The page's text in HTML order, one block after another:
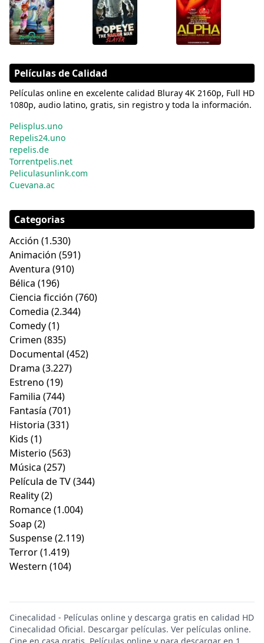
Películas de Calidad
Películas online en excelente calidad Bluray 4K 2160p, Full HD
1080p, audio latino, gratis, sin registro y toda la información.
Pelisplus.uno
Repelis24.uno
repelis.de
Torrentpelis.net
Peliculasunlink.com
Cuevana.ac
Categorias
Acción (1.530)
Animación (591)
Aventura (910)
Bélica (196)
Ciencia ficción (760)
Comedia (2.344)
Comedy(1)
Crimen (835)
Documental (452)
Drama (3.227)
Estreno (19)
Familia (744)
Fantasía (701)
Historia (331)
Kids (1)
Misterio (563)
Música (257)
Película de TV(344)
Reality(2)
Romance(1.004)
Soap (2)
Suspense(2.119)
Terror(1.419)
Western (104)
Cinecalidad - Películas online y descarga gratis en calidad HD
Cinecalidad Oficial. Descargar películas. Ver películas online.